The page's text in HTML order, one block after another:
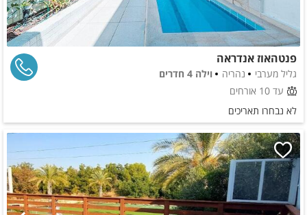
פנטהאוז אנדראה
גליל מערבי נהריה
וילה 4 חדרים
עד 10 אורחים
לא נבחרו תאריכים